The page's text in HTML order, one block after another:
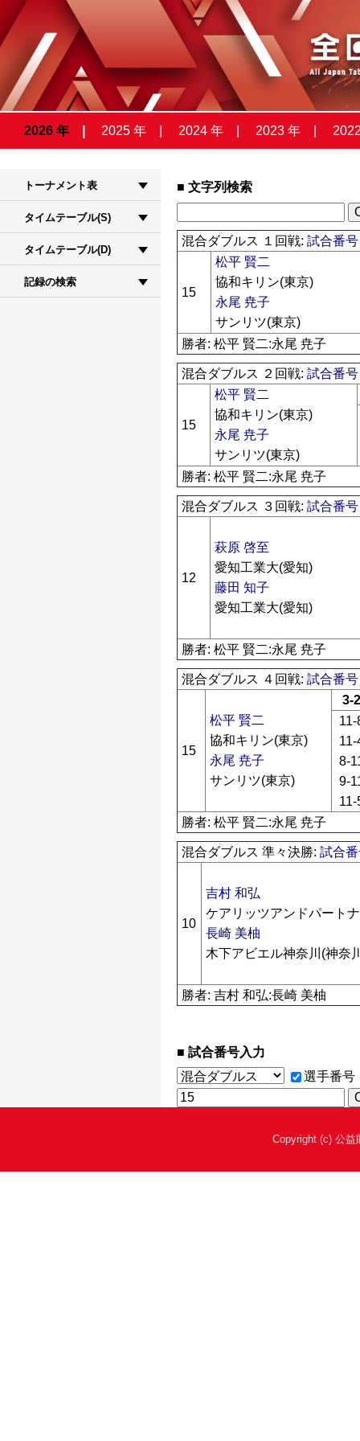
2026 年 2025 年 2024 年 2023 年
トーナメント表
タイムテーブル(S)
タイムテーブル(D)
記録の検索
文字列検索
混合ダブルス １回戦:試合番
15
松平 賢二
協和キリン(東京)
永尾 尭子
サンリツ(東京)
勝者: 松平 賢二:永尾 尭子
混合ダブルス ２回戦:試合番
15
松平 賢二
協和キリン(東京)
永尾 尭子
サンリツ(東京)
勝者: 松平 賢二:永尾 尭子
混合ダブルス ３回戦:試合番
12
萩原 啓至
愛知工業大(愛知)
藤田 知子
愛知工業大(愛知)
勝者: 松平 賢二:永尾 尭子
混合ダブルス ４回戦:試合番
15
松平 賢二
協和キリン(東京)
永尾 尭子
サンリツ(東京)
3-2
11-
11-
8-
9-
11-
勝者: 松平 賢二:永尾 尭子
混合ダブルス 準々決勝:試合
10
吉村 和弘
ケアリッツアンドパート
長崎 美柚
木下アビエル神奈川(神奈
勝者: 吉村 和弘:長崎 美柚
試合番号入力
選手番号
Copyright (c) 公益